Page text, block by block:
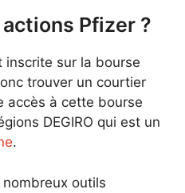
Pfizer ?
inscrite sur la bourse
trouver un courtier
accès à cette bourse
DEGIRO qui est un
.
outils